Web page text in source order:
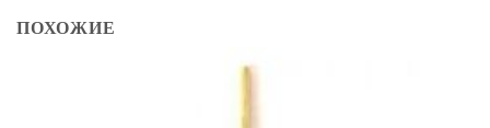
ПОХОЖИЕ